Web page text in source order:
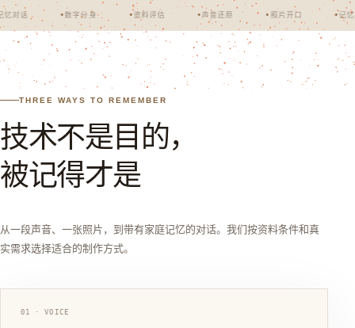
对话 数字分身 资料评估 声音还原 照片开口 记忆
THREE WAYS TO REMEMBER
技术不是目的，
被记得才是
从一段声音、一张照片，到带有家庭记忆的对话。我们按资料条件和真
实需求选择适合的制作方式。
01 · VOICE